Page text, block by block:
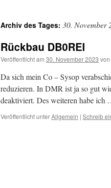
Archiv des Tages: 30. November
Rückbau DB0REI
Veröffentlicht am 30. November 2023 von
Da sich mein Co – Sysop
reduzieren. In DMR ist ja so gut
deaktiviert. Des weiteren habe ich
Veröffentlicht unterAllgemein | Schreib